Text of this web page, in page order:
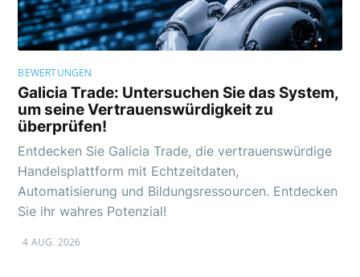
BEWERTUNGEN
Galicia Trade: Untersuchen Sie das System,
um seine Vertrauenswürdigkeit zu
überprüfen!
Entdecken Sie Galicia Trade, die vertrauenswürdige
Handelsplattform mit Echtzeitdaten,
Automatisierung und Bildungsressourcen. Entdecken
Sie ihr wahres Potenzial!
4 AUG. 2026